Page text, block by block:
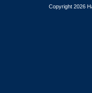
Copyright 2026